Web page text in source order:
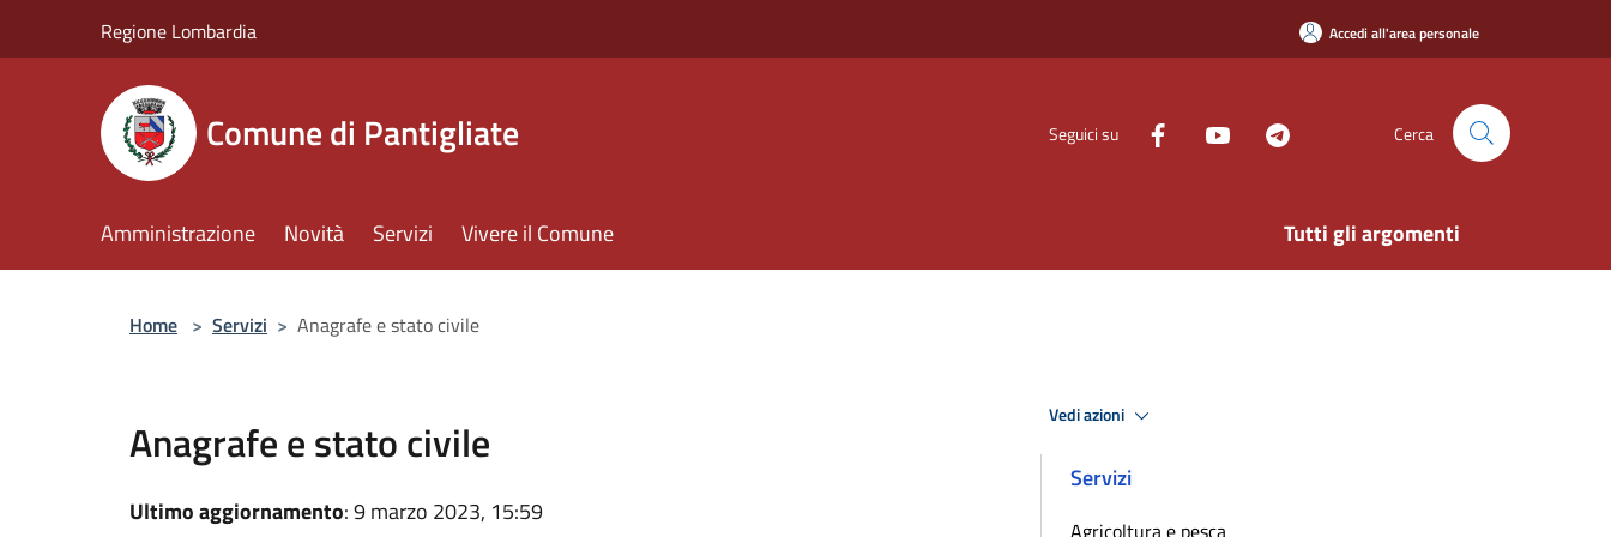
Regione Lombardia Accedi all'area personale
Comune di Pantigliate Seguici su Cerca
Amministrazione Novità Servizi Vivere il Comune Tutti gli argomenti
Home > Servizi > Anagrafe e stato civile
Anagrafe e stato civile
Ultimo aggiornamento: 9 marzo 2023, 15:59
Vedi azioni
Servizi
Agricoltura e pesca